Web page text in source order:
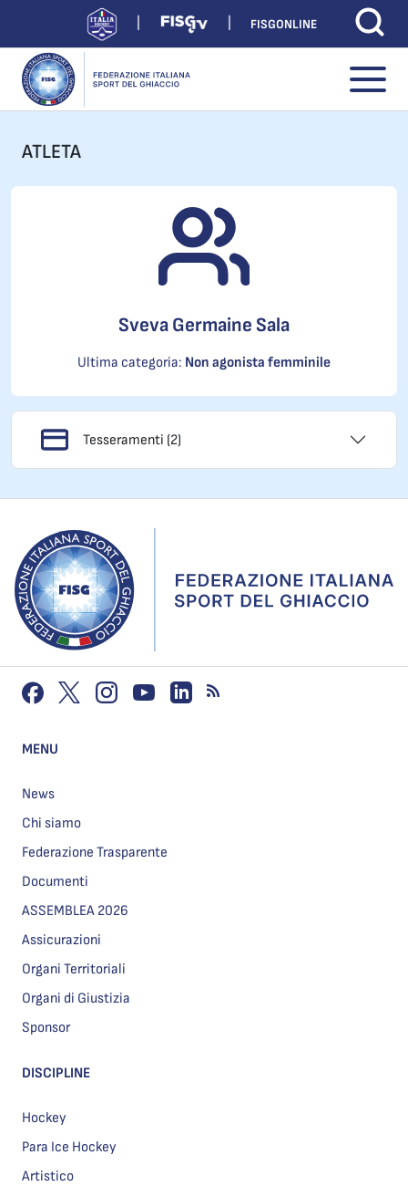
FISGONLINE
ATLETA
Sveva Germaine Sala
Ultima categoria: Non agonista femminile
Tesseramenti (2)
MENU
News
Chi siamo
Federazione Trasparente
Documenti
ASSEMBLEA 2026
Assicurazioni
Organi Territoriali
Organi di Giustizia
Sponsor
DISCIPLINE
Hockey
Para Ice Hockey
Artistico